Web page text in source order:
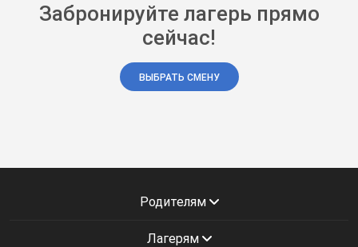
Забронируйте лагерь прямо
сейчас!
ВЫБРАТЬ СМЕНУ
Родителям
Лагерям